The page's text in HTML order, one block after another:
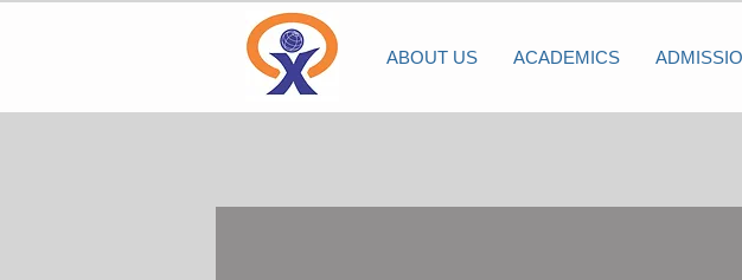
ABOUT US ACADEMICS